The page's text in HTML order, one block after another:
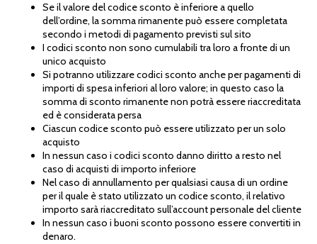
Se il valore del codice sconto è inferiore a quello
dell’ordine, la somma rimanente può essere completata
secondo i metodi di pagamento previsti sul sito
I codici sconto non sono cumulabili tra loro a fronte di un
unico acquisto
Si potranno utilizzare codici sconto anche per pagamenti di
importi di spesa inferiori al loro valore; in questo caso la
somma di sconto rimanente non potrà essere riaccreditata
ed è considerata persa
Ciascun codice sconto può essere utilizzato per un solo
acquisto
In nessun caso i codici sconto danno diritto a resto nel
caso di acquisti di importo inferiore
Nel caso di annullamento per qualsiasi causa di un ordine
per il quale è stato utilizzato un codice sconto, il relativo
importo sarà riaccreditato sull’account personale del cliente
In nessun caso i buoni sconto possono essere convertiti in
denaro.